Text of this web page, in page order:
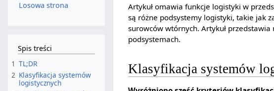
Artykuł omawia funkcje logistyki w
są różne podsystemy logistyki, takie jak
surowców wtórnych. Artykuł
podsystemach.
Klasyfikacja systemów
Losowa strona
Spis treści
1 TL;DR
2 Klasyfikacja systemów
logistycznych